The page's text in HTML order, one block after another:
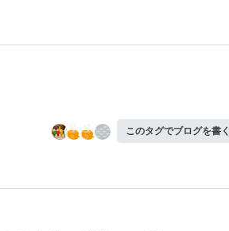
このタグでブログを書く